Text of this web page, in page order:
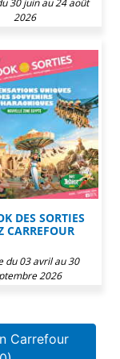
2026
DES SORTIES
CARREFOUR
du 03 avril au 30
2026
Carrefour